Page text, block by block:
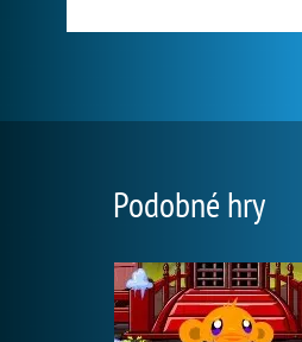
Podobné hry